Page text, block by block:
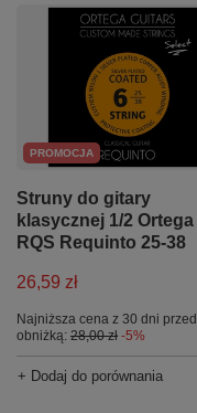
PROMOCJA
Struny do gitary
klasycznej 1/2 Ortega
RQS Requinto 25-38
26,59 zł
Najniższa cena z 30 dni przed
obniżką: 28,00 zł -5%
+ Dodaj do porównania